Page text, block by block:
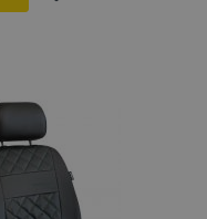
Lista
de
Deseos